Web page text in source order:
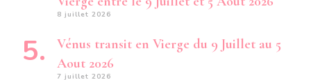
8 juillet 2026
Vénus transit en Vierge du 9 Juillet au 5
Aout 2026
7 juillet 2026